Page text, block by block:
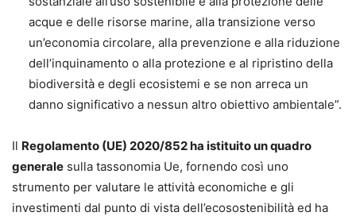
acque e delle risorse marine, alla transizione verso
un’economia circolare, alla prevenzione e alla riduzione
dell’inquinamento o alla protezione e al ripristino della
biodiversità e degli ecosistemi e se non arreca un
danno significativo a nessun altro obiettivo ambientale”.
Il Regolamento (UE) 2020/852 ha istituito un quadro
generale sulla tassonomia Ue, fornendo così uno
strumento per valutare le attività economiche e gli
investimenti dal punto di vista dell’ecosostenibilità ed ha